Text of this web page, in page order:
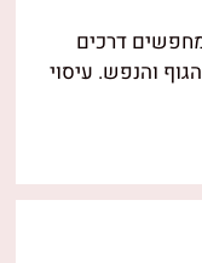
דרכים
והנפש. עיסוי